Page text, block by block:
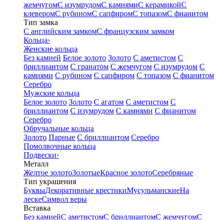
жемчугомС изумрудомС камнямиС керамикойС
клеверомС рубиномС сапфиромС топазомС фианитом
Тип замка
С английским замкомС французским замком
Кольца›
Женские кольца
Без камней Белое золото Золото С аметистом С
бриллиантом С гранатом С жемчугом С изумрудом С
камнями С рубином С сапфиром С топазом С фианитом
Серебро
Мужские кольца
Белое золото Золото С агатом С аметистом С
бриллиантом С изумрудом С камнями С фианитом
Серебро
Обручальные кольца
Золото Парные С бриллиантом Серебро
Помолвочные кольца
Подвески›
Металл
Желтое золотоЗолотыеКрасное золотоСеребряные
Тип украшения
БуквыДекоративные крестикиМусульманскиеНа
лескеСимвол веры
Вставка
Без камнейС аметистомС бриллиантомС жемчугомС